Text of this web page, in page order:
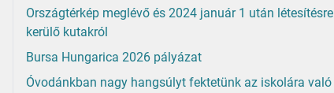
Országtérkép meglévő és 2024 január 1 után létesítésre
kerülő kutakról
Bursa Hungarica 2026 pályázat
Óvodánkban nagy hangsúlyt fektetünk az iskolára való